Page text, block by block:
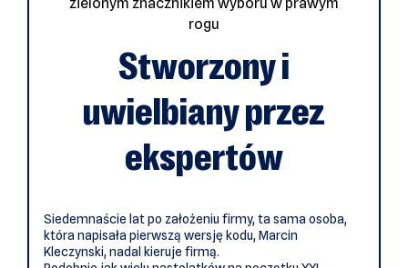
Stworzony i
uwielbiany przez
ekspertów
Siedemnaście lat po założeniu firmy, ta sama osoba,
która napisała pierwszą wersję kodu, Marcin
Kleczynski, nadal kieruje firmą.